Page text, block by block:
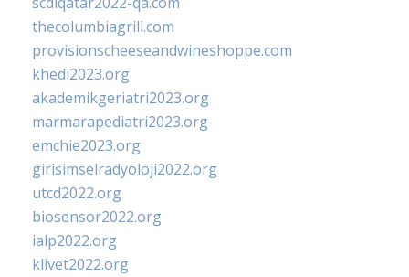
thecolumbiagrill.com
provisionscheeseandwineshoppe.com
khedi2023.org
akademikgeriatri2023.org
marmarapediatri2023.org
emchie2023.org
girisimselradyoloji2022.org
utcd2022.org
biosensor2022.org
ialp2022.org
klivet2022.org